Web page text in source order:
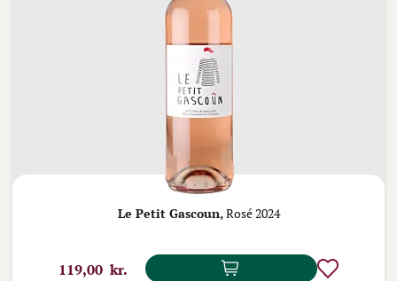
Le Petit Gascoun, Rosé 2024
119,00 kr.